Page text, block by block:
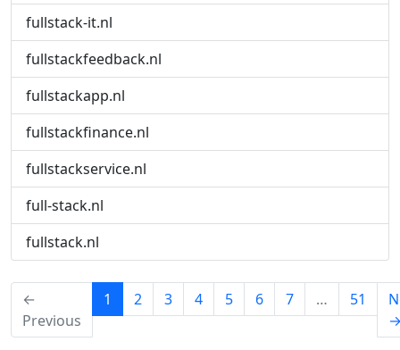
fullstack-it.nl
fullstackfeedback.nl
fullstackapp.nl
fullstackfinance.nl
fullstackservice.nl
full-stack.nl
fullstack.nl
←
Previous
1 (current)
2 3 4 5 6 7 … 51